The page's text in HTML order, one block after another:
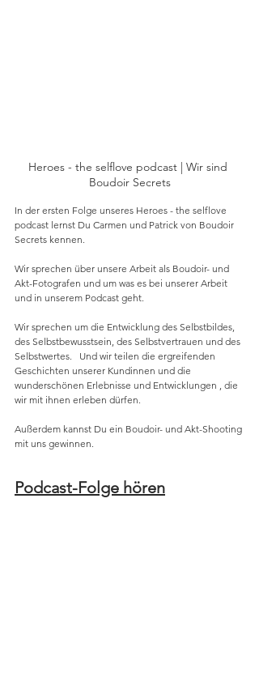
Heroes - the selflove podcast | Wir sind
Boudoir Secrets
In der ersten Folge unseres Heroes - the selflove
podcast lernst Du Carmen und Patrick von Boudoir
Secrets kennen.
Wir sprechen über unsere Arbeit als Boudoir- und
Akt-Fotografen und um was es bei unserer Arbeit
und in unserem Podcast geht.
Wir sprechen um die Entwicklung des Selbstbildes,
des Selbstbewusstsein, des Selbstvertrauen und des
Selbstwertes.   Und wir teilen die ergreifenden
Geschichten unserer Kundinnen und die
wunderschönen Erlebnisse und Entwicklungen , die
wir mit ihnen erleben dürfen.
Außerdem kannst Du ein Boudoir- und Akt-Shooting
mit uns gewinnen.
Podcast-Folge hören